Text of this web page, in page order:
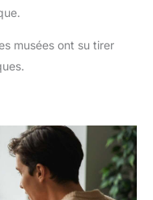
musées ont su tirer